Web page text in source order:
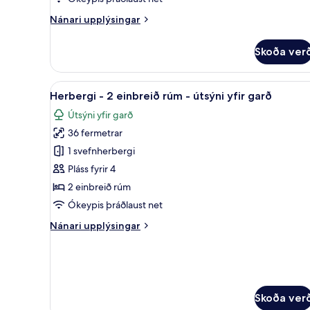
-
garð
Nánari upplýsingar
Nánari
-
stórt
tvíbreitt
rúm
útsýni
yfir
garð
Skoða
Skoða
allar
myndir
fyrir
Herbergi
-
2
einbreið
-
Herbergi - 2 einbreið rúm -
7
Herbergi - 2 einbreið rúm - útsýni yfir garð
Útsýni yfir garð
36 fermetrar
1 svefnherbergi
Pláss fyrir 4
2 einbreið rúm
Ókeypis þráðlaust net
Nánari upplýsingar
Nánari
Skoða